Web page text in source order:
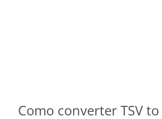
Como converter TSV to